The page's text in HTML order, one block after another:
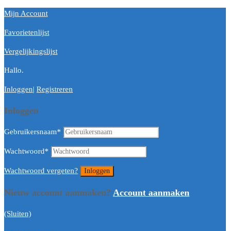
Mijn Account
Favorietenlijst
Vergelijkingslijst
Hallo.
Inloggen| Registreren
Inloggen
Gebruikersnaam*
Wachtwoord*
Wachtwoord vergeten?
Nieuw account aanmaken? Account aanmaken
(Sluiten)